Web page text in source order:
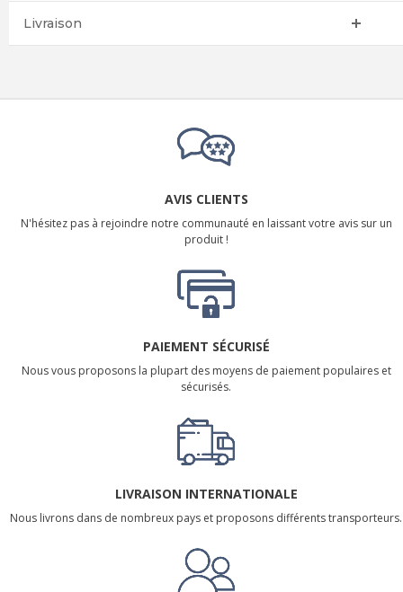
Livraison
AVIS CLIENTS
N'hésitez pas à rejoindre notre communauté en laissant votre avis sur un
produit !
PAIEMENT SÉCURISÉ
Nous vous proposons la plupart des moyens de paiement populaires et
sécurisés.
LIVRAISON INTERNATIONALE
Nous livrons dans de nombreux pays et proposons différents transporteurs.